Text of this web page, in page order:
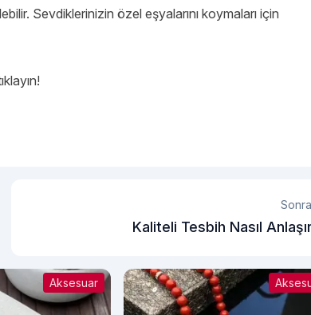
Sevdiklerinizin özel eşyalarını koymaları için
Kaliteli Tesbih Nasıl
Aksesuar